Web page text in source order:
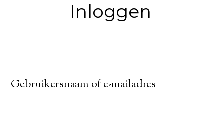
Inloggen
Gebruikersnaam of e-mailadres